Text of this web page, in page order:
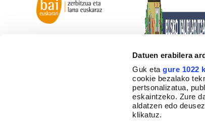
Datuen erabilera
Guk etagure 1022
cookie bezalako
pertsonalizatua,
eskaintzeko. Zure
aldatzen edo
klikatuz.